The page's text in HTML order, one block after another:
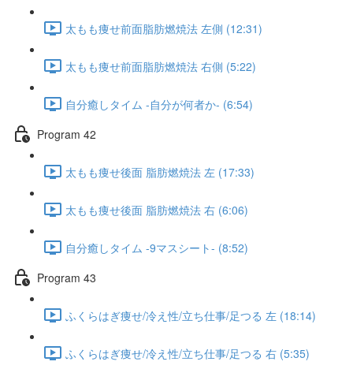
太もも痩せ前面脂肪燃焼法 左側 (12:31)
太もも痩せ前面脂肪燃焼法 右側 (5:22)
自分癒しタイム -自分が何者か- (6:54)
Program 42
太もも痩せ後面 脂肪燃焼法 左 (17:33)
太もも痩せ後面 脂肪燃焼法 右 (6:06)
自分癒しタイム -9マスシート- (8:52)
Program 43
ふくらはぎ痩せ/冷え性/立ち仕事/足つる 左 (18:14)
ふくらはぎ痩せ/冷え性/立ち仕事/足つる 右 (5:35)